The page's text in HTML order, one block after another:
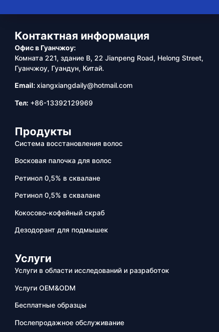
Контактная информация
Офис в Гуанчжоу:
Комната 221, здание B, 22 Jianpeng Road, Helong Street,
Гуанчжоу, Гуандун, Китай.
Email:xiangxiangdaily@hotmail.com
Тел: +86-13392129969
Продукты
Система восстановления волос
Восковая палочка для волос
Ретинол 0,5% в сквалане
Ретинол 0,5% в сквалане
Кокосово-кофейный скраб
Дезодорант для подмышек
Услуги
Услуги в области исследований и разработок
Услуги OEM&ODM
Бесплатные образцы
Послепродажное обслуживание